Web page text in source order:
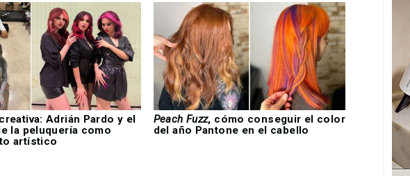
Adrián Pardo y el
la peluquería como
artístico
Peach Fuzz, cómo conseguir el color
del año Pantone en el cabello